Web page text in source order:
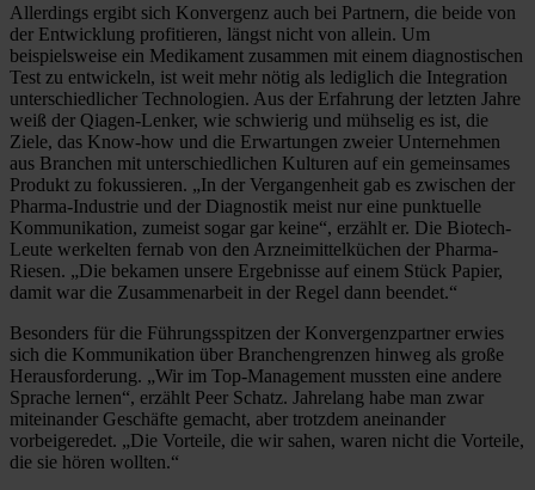
Allerdings ergibt sich Konvergenz auch bei Partnern, die beide von
der Entwicklung profitieren, längst nicht von allein. Um
beispielsweise ein Medikament zusammen mit einem diagnostischen
Test zu entwickeln, ist weit mehr nötig als lediglich die Integration
unterschiedlicher Technologien. Aus der Erfahrung der letzten Jahre
weiß der Qiagen-Lenker, wie schwierig und mühselig es ist, die
Ziele, das Know-how und die Erwartungen zweier Unternehmen
aus Branchen mit unterschiedlichen Kulturen auf ein gemeinsames
Produkt zu fokussieren. „In der Vergangenheit gab es zwischen der
Pharma-Industrie und der Diagnostik meist nur eine punktuelle
Kommunikation, zumeist sogar gar keine“, erzählt er. Die Biotech-
Leute werkelten fernab von den Arzneimittelküchen der Pharma-
Riesen. „Die bekamen unsere Ergebnisse auf einem Stück Papier,
damit war die Zusammenarbeit in der Regel dann beendet.“
Besonders für die Führungsspitzen der Konvergenzpartner erwies
sich die Kommunikation über Branchengrenzen hinweg als große
Herausforderung. „Wir im Top-Management mussten eine andere
Sprache lernen“, erzählt Peer Schatz. Jahrelang habe man zwar
miteinander Geschäfte gemacht, aber trotzdem aneinander
vorbeigeredet. „Die Vorteile, die wir sahen, waren nicht die Vorteile,
die sie hören wollten.“